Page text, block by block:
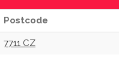
Postcode
7711 CZ